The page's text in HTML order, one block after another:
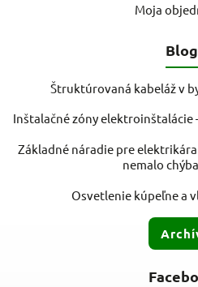
Moja
Blog
Štruktúrovaná kabeláž v
Inštalačné zóny elektroinštalácie
Základné náradie pre
nemalo
Osvetlenie kúpeľne a